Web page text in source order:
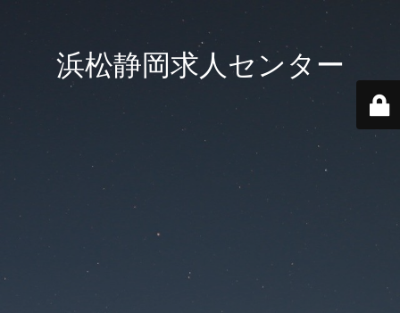
浜松静岡求人センター